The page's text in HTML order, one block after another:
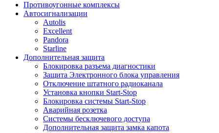
Противоугонные комплексы
Автосигнализации
Autolis
Excellent
Pandora
Starline
Дополнительная защита
Блокировка разъема диагностики
Защита Электронного блока управления
Отключение штатного радиоканала
Установка кнопки Start-Stop
Блокировка системы Start-Stop
Аварийная розетка
Системы бесключевого доступа
Дополнительная защита замка капота